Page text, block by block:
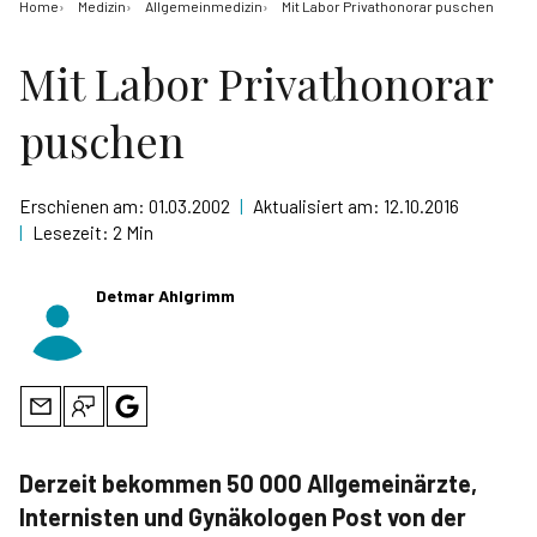
Home Medizin Allgemeinmedizin Mit Labor Privathonorar puschen
Mit Labor Privathonorar
puschen
Erschienen am: 01.03.2002 | Aktualisiert am: 12.10.2016
| Lesezeit: 2 Min
Detmar Ahlgrimm
Derzeit bekommen 50 000 Allgemeinärzte,
Internisten und Gynäkologen Post von der